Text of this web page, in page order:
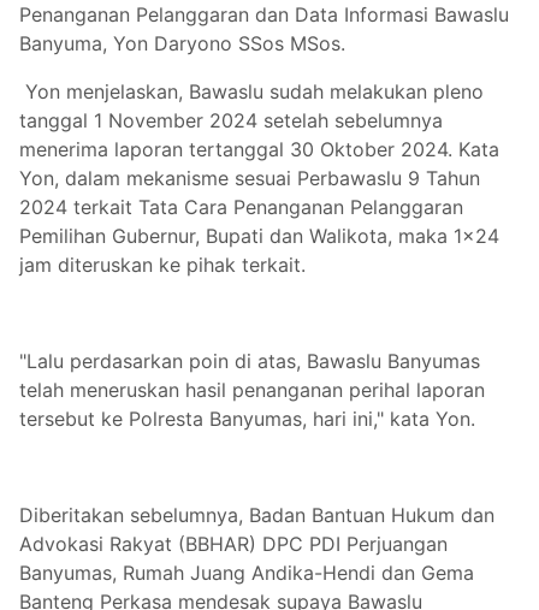
Penanganan Pelanggaran dan Data Informasi Bawaslu
Banyuma, Yon Daryono SSos MSos.
Yon menjelaskan, Bawaslu sudah melakukan pleno
tanggal 1 November 2024 setelah sebelumnya
menerima laporan tertanggal 30 Oktober 2024. Kata
Yon, dalam mekanisme sesuai Perbawaslu 9 Tahun
2024 terkait Tata Cara Penanganan Pelanggaran
Pemilihan Gubernur, Bupati dan Walikota, maka 1x24
jam diteruskan ke pihak terkait.
"Lalu perdasarkan poin di atas, Bawaslu Banyumas
telah meneruskan hasil penanganan perihal laporan
tersebut ke Polresta Banyumas, hari ini," kata Yon.
Diberitakan sebelumnya, Badan Bantuan Hukum dan
Advokasi Rakyat (BBHAR) DPC PDI Perjuangan
Banyumas, Rumah Juang Andika-Hendi dan Gema
Banteng Perkasa mendesak supaya Bawaslu